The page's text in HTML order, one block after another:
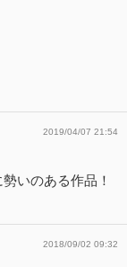
2019/04/07 21:54
いのある作品！
2018/09/02 09:32